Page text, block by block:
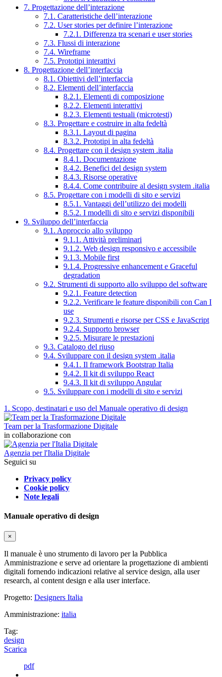
7. Progettazione dell’interazione
7.1. Caratteristiche dell’interazione
7.2. User stories per definire l’interazione
7.2.1. Differenza tra scenari e user stories
7.3. Flussi di interazione
7.4. Wireframe
7.5. Prototipi interattivi
8. Progettazione dell’interfaccia
8.1. Obiettivi dell’interfaccia
8.2. Elementi dell’interfaccia
8.2.1. Elementi di composizione
8.2.2. Elementi interattivi
8.2.3. Elementi testuali (microtesti)
8.3. Progettare e costruire in alta fedeltà
8.3.1. Layout di pagina
8.3.2. Prototipi in alta fedeltà
8.4. Progettare con il design system .italia
8.4.1. Documentazione
8.4.2. Benefici del design system
8.4.3. Risorse operative
8.4.4. Come contribuire al design system .italia
8.5. Progettare con i modelli di sito e servizi
8.5.1. Vantaggi dell’utilizzo dei modelli
8.5.2. I modelli di sito e servizi disponibili
9. Sviluppo dell’interfaccia
9.1. Approccio allo sviluppo
9.1.1. Attività preliminari
9.1.2. Web design responsivo e accessibile
9.1.3. Mobile first
9.1.4. Progressive enhancement e Graceful
degradation
9.2. Strumenti di supporto allo sviluppo del software
9.2.1. Feature detection
9.2.2. Verificare le feature disponibili con Can I
use
9.2.3. Strumenti e risorse per CSS e JavaScript
9.2.4. Supporto browser
9.2.5. Misurare le prestazioni
9.3. Catalogo del riuso
9.4. Sviluppare con il design system .italia
9.4.1. Il framework Bootstrap Italia
9.4.2. Il kit di sviluppo React
9.4.3. Il kit di sviluppo Angular
9.5. Sviluppare con i modelli di sito e servizi
1. Scopo, destinatari e uso del Manuale operativo di design
Team per la Trasformazione Digitale
in collaborazione con
Agenzia per l'Italia Digitale
Seguici su
Privacy policy
Cookie policy
Note legali
Manuale operativo di design
×
Il manuale è uno strumento di lavoro per la Pubblica
Amministrazione e serve ad orientare la progettazione di ambienti
digitali fornendo indicazioni relative al service design, alla user
research, al content design e alla user interface.
Progetto: Designers Italia
Amministrazione: italia
Tag:
design
Scarica
pdf